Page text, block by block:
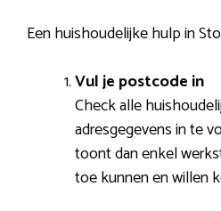
Een huishoudelijke hulp in
Vul je postcode in
Check alle
adresgegevens in te
toont dan enkel
toe kunnen en willen